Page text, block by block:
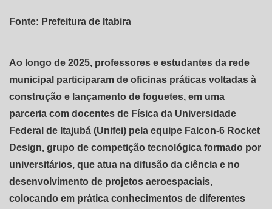
Fonte: Prefeitura de Itabira
Ao longo de 2025, professores e estudantes da rede
municipal participaram de oficinas práticas voltadas à
construção e lançamento de foguetes, em uma
parceria com docentes de Física da Universidade
Federal de Itajubá (Unifei) pela equipe Falcon-6 Rocket
Design, grupo de competição tecnológica formado por
universitários, que atua na difusão da ciência e no
desenvolvimento de projetos aeroespaciais,
colocando em prática conhecimentos de diferentes